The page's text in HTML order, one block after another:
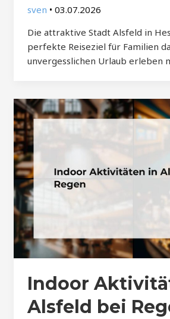
sven • 03.07.2026
Die attraktive Stadt Alsfeld in
perfekte Reiseziel für Familien
unvergesslichen Urlaub erleben
Indoor
Alsfeld bei